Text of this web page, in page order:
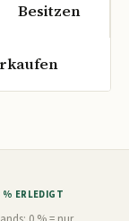
Besitzen
% ERLEDIGT